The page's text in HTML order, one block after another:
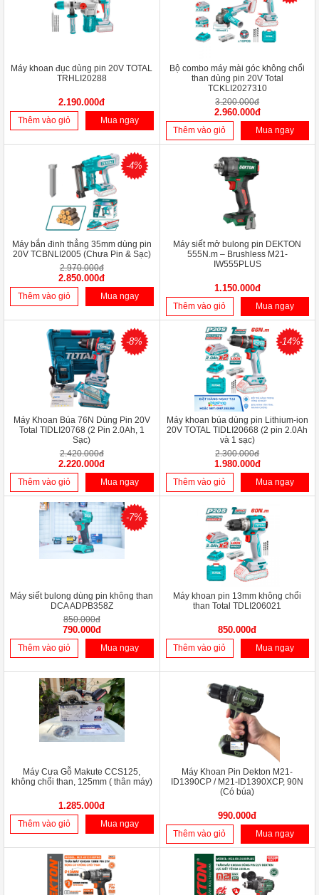
Máy khoan đục dùng pin 20V TOTAL
TRHLI20288
2.190.000đ
Thêm vào giỏ Mua ngay
Bộ combo máy mài góc không chổi
than dùng pin 20V Total
TCKLI2027310
3.200.000đ
2.960.000đ
Thêm vào giỏ Mua ngay
-4%
Máy bắn đinh thẳng 35mm dùng pin
20V TCBNLI2005 (Chưa Pin & Sạc)
2.970.000đ
2.850.000đ
Thêm vào giỏ Mua ngay
Máy siết mở bulong pin DEKTON
555N.m – Brushless M21-
IW555PLUS
1.150.000đ
Thêm vào giỏ Mua ngay
-8%
Máy Khoan Búa 76N Dùng Pin 20V
Total TIDLI20768 (2 Pin 2.0Ah, 1
Sạc)
2.420.000đ
2.220.000đ
Thêm vào giỏ Mua ngay
-14%
Máy khoan búa dùng pin Lithium-ion
20V TOTAL TIDLI20668 (2 pin 2.0Ah
và 1 sạc)
2.300.000đ
1.980.000đ
Thêm vào giỏ Mua ngay
-7%
Máy siết bulong dùng pin không than
DCA ADPB358Z
850.000đ
790.000đ
Thêm vào giỏ Mua ngay
Máy khoan pin 13mm không chổi
than Total TDLI206021
850.000đ
Thêm vào giỏ Mua ngay
Máy Cưa Gỗ Makute CCS125,
không chổi than, 125mm ( thân máy)
1.285.000đ
Thêm vào giỏ Mua ngay
Máy Khoan Pin Dekton M21-
ID1390CP / M21-ID1390XCP, 90N
(Có búa)
990.000đ
Thêm vào giỏ Mua ngay